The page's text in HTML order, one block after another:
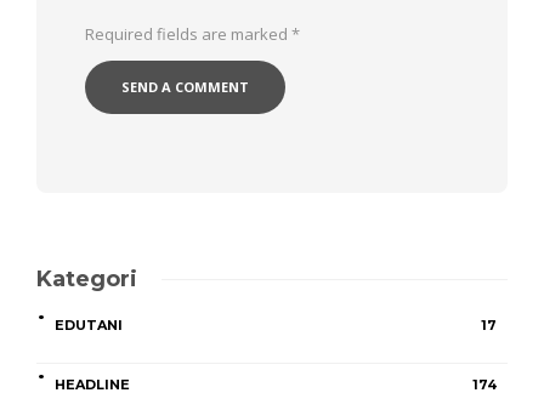
Required fields are marked *
Kategori
EDUTANI 17
HEADLINE 174